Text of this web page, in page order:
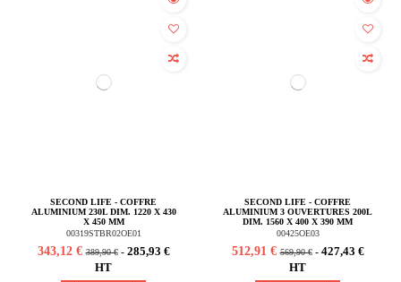
SECOND LIFE - COFFRE
ALUMINIUM 230L DIM. 1220 X 430
X 450 MM
00319STBR02OE01
343,12 €389,90 € - 285,93 €
HT
SECOND LIFE - COFFRE
ALUMINIUM 3 OUVERTURES 200L
DIM. 1560 X 400 X 390 MM
00425OE03
512,91 €569,90 € - 427,43 €
HT